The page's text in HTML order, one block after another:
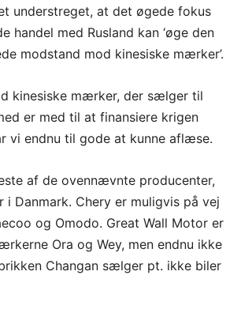
understreget, at det øgede fokus
handel med Rusland kan ‘øge den
modstand mod kinesiske mærker’.
kinesiske mærker, der sælger til
er med til at finansiere krigen
vi endnu til gode at kunne aflæse.
af de ovennævnte producenter,
Danmark. Chery er muligvis på vej
og Omodo. Great Wall Motor er
Ora og Wey, men endnu ikke
Changan sælger pt. ikke biler